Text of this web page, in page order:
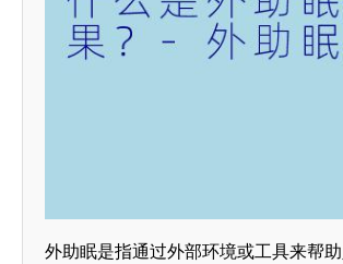
外助眠是指通过外部环境或工具来帮